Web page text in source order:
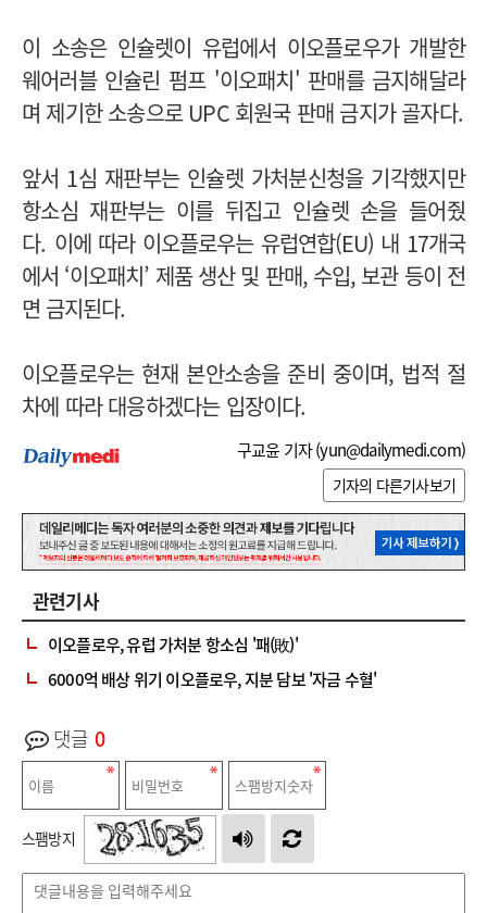
이 소송은 인슐렛이 유럽에서 이오플로우가 개발한
웨어러블 인슐린 펌프 '이오패치' 판매를 금지해달라
며 제기한 소송으로 UPC 회원국 판매 금지가 골자다.
앞서 1심 재판부는 인슐렛 가처분신청을 기각했지만
항소심 재판부는 이를 뒤집고 인슐렛 손을 들어줬
다. 이에 따라 이오플로우는 유럽연합(EU) 내 17개국
에서 ‘이오패치’ 제품 생산 및 판매, 수입, 보관 등이 전
면 금지된다.
이오플로우는 현재 본안소송을 준비 중이며, 법적 절
차에 따라 대응하겠다는 입장이다.
구교윤 기자 (yun@dailymedi.com)
기자의 다른기사보기
관련기사
이오플로우, 유럽 가처분 항소심 '패(敗)'
6000억 배상 위기 이오플로우, 지분 담보 '자금 수혈'
댓글 0
스팸방지